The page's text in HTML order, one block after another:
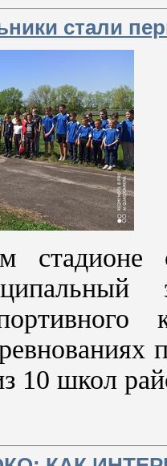
стали
10 школ